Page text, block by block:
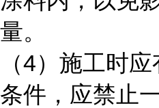
量。
（4）施工时
条件，应禁止